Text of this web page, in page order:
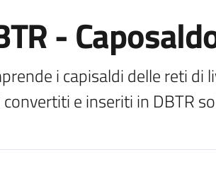
-
i capisaldi delle reti di
e inseriti in DBTR